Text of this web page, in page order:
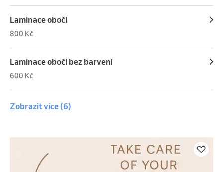
Laminace obočí
800 Kč
Laminace obočí bez barvení
600 Kč
Zobrazit více (6)